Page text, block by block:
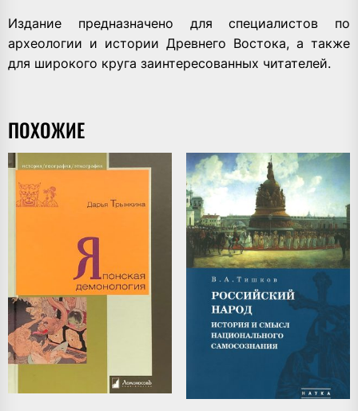
Издание предназначено для специалистов по
археологии и истории Древнего Востока, а также
для широкого круга заинтересованных читателей.
ПОХОЖИЕ